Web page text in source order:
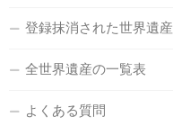
登録抹消された世界遺産
全世界遺産の一覧表
よくある質問